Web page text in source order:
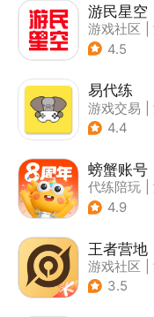
游民星空
游戏社区
4.5
易代练
游戏交易
| 游戏社区
4.4
螃蟹账号
代练陪玩
| 游戏社区
4.9
王者营地
游戏社区
3.5